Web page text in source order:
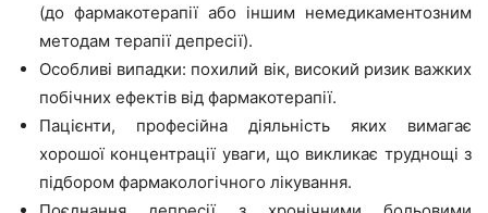
(до фармакотерапії або іншим немедикаментозним
методам терапії депресії).
Особливі випадки: похилий вік, високий ризик важких
побічних ефектів від фармакотерапії.
Пацієнти, професійна діяльність яких вимагає
хорошої концентрації уваги, що викликає труднощі з
підбором фармакологічного лікування.